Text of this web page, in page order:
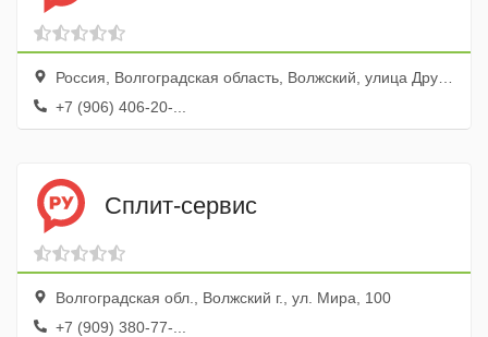
Россия, Волгоградская область, Волжский, улица Дружбы, 47, оф. 97
+7 (906) 406-20-...
Сплит-сервис
Волгоградская обл., Волжский г., ул. Мира, 100
+7 (909) 380-77-...